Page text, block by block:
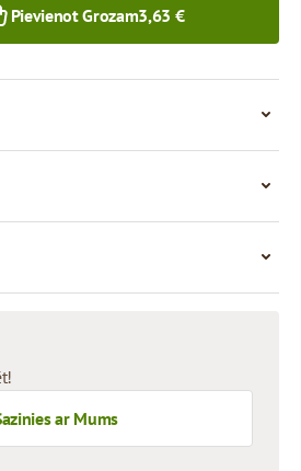
Pievienot Grozam3,63 €
ar Mums